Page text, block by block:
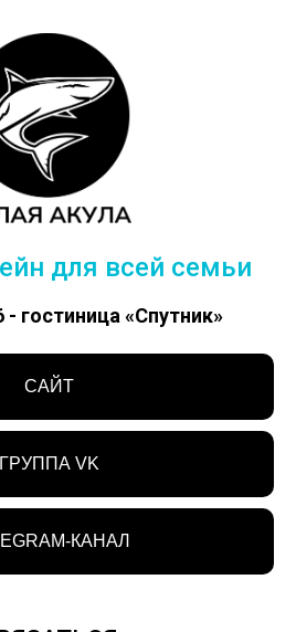
для всей семьи
- гостиница «Спутник»
САЙТ
ГРУППА VK
КАНАЛ